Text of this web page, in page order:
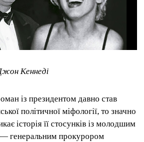
Кеннеді
із президентом давно став
політичної міфології, то значно
історія її стосунків із молодшим
генеральним прокурором